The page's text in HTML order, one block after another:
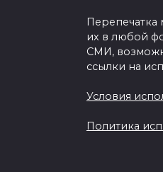
Перепечатка
их в любой
СМИ,
ссылки на
Условия
Политика